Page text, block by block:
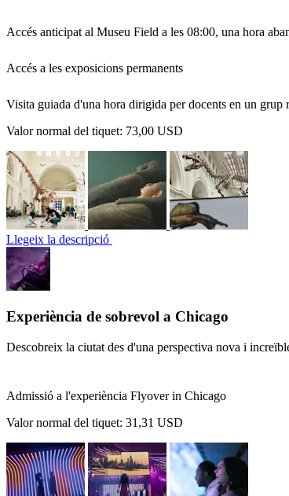
Accés anticipat al Museu Field a les 08:00, una hora
Accés a les exposicions permanents
Visita guiada d'una hora dirigida per docents en un grup
Valor normal del tiquet: 73,00 USD
Llegeix la descripció
Experiència de sobrevol a Chicago
Descobreix la ciutat des d'una perspectiva nova i
Admissió a l'experiència Flyover in Chicago
Valor normal del tiquet: 31,31 USD